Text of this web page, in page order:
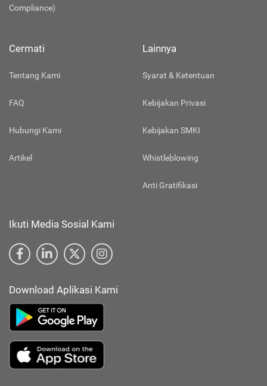
Compliance)
Cermati
Tentang Kami
FAQ
Hubungi Kami
Artikel
Lainnya
Syarat & Ketentuan
Kebijakan Privasi
Kebijakan SMKI
Whistleblowing
Anti Gratifikasi
Ikuti Media Sosial Kami
Download Aplikasi Kami